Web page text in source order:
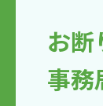
お断
事務